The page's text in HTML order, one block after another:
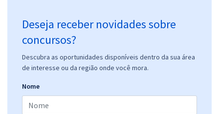
Deseja receber novidades sobre
concursos?
Descubra as oportunidades disponíveis dentro da sua área
de interesse ou da região onde você mora.
Nome